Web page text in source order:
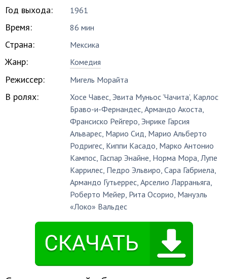
Год выхода: 1961
Время: 86 мин
Страна: Мексика
Жанр: Комедия
Режиссер: Мигель Морайта
В ролях: Хосе Чавес,Эвита Муньос ’Чачита’, Карлос
Браво-и-Фернандес,Армандо Акоста,
Франсиско Рейгеро,Энрике Гарсия
Альварес, Марио Сид, Марио Альберто
Родригес, Киппи Касадо, Марко Антонио
Кампос, Гаспар Энайне, Норма Мора,Лупе
Каррилес, Педро Эльвиро,Сара Габриела,
Армандо Гутьеррес,Арселио Ларраньяга,
Роберто Мейер, Рита Осорио, Мануэль
«Локо» Вальдес